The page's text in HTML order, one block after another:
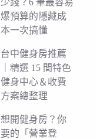
少錢？6 筆最容易
爆預算的隱藏成
本一次搞懂
台中健身房推薦
｜精選 15 間特色
健身中心＆收費
方案總整理
想開健身房？你
要的「營業登